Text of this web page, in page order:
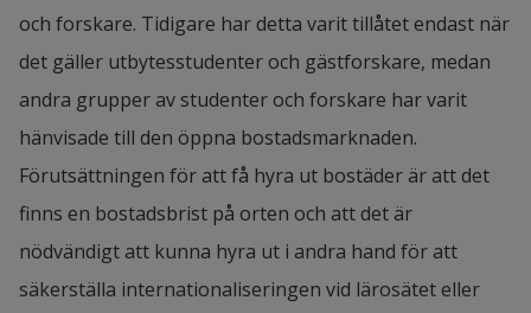
och forskare. Tidigare har detta varit tillåtet endast när
det gäller utbytesstudenter och gästforskare, medan
andra grupper av studenter och forskare har varit
hänvisade till den öppna bostadsmarknaden.
Förutsättningen för att få hyra ut bostäder är att det
finns en bostadsbrist på orten och att det är
nödvändigt att kunna hyra ut i andra hand för att
säkerställa internationaliseringen vid lärosätet eller